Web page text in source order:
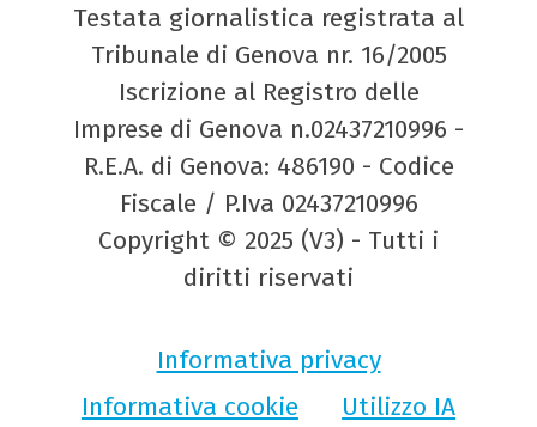
Testata giornalistica registrata al
Tribunale di Genova nr. 16/2005
Iscrizione al Registro delle
Imprese di Genova n.02437210996 -
R.E.A. di Genova: 486190 - Codice
Fiscale / P.Iva 02437210996
Copyright © 2025 (V3) - Tutti i
diritti riservati
Informativa privacy
Informativa cookie
Utilizzo IA